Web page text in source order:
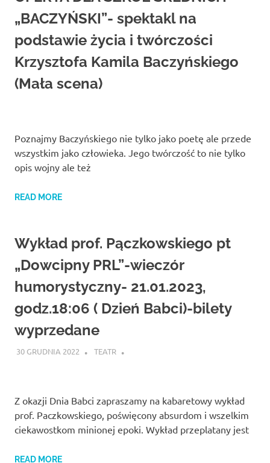
zaprasza
widzów
na
wernisaże,
pokazy
filmów.
„BACZYŃSKI”- spektakl na
podstawie życia i twórczości
Krzysztofa Kamila Baczyńskiego
(Mała scena)
Poznajmy Baczyńskiego nie tylko jako poetę ale przede
wszystkim jako człowieka. Jego twórczość to nie tylko
opis wojny ale też
READ MORE
Wykład prof. Pączkowskiego pt
„Dowcipny PRL”-wieczór
humorystyczny- 21.01.2023,
godz.18:06 ( Dzień Babci)-bilety
wyprzedane
30 GRUDNIA 2022 TEATR
Z okazji Dnia Babci zapraszamy na kabaretowy wykład
prof. Paczkowskiego, poświęcony absurdom i wszelkim
ciekawostkom minionej epoki. Wykład przeplatany jest
READ MORE